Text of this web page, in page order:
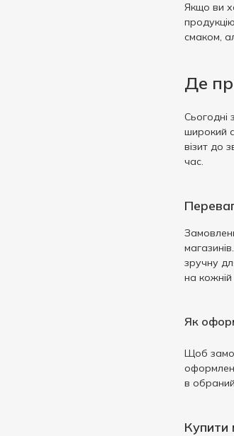
Якщо ви
смаком,
Де
Сьогодні
широкий
візит до
час.
зручну
на кожній
Як
Щоб
в
Купити